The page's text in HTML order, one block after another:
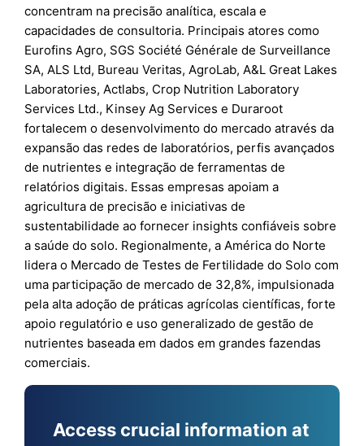
concentram na precisão analítica, escala e
capacidades de consultoria. Principais atores como
Eurofins Agro, SGS Société Générale de Surveillance
SA, ALS Ltd, Bureau Veritas, AgroLab, A&L Great Lakes
Laboratories, Actlabs, Crop Nutrition Laboratory
Services Ltd., Kinsey Ag Services e Duraroot
fortalecem o desenvolvimento do mercado através da
expansão das redes de laboratórios, perfis avançados
de nutrientes e integração de ferramentas de
relatórios digitais. Essas empresas apoiam a
agricultura de precisão e iniciativas de
sustentabilidade ao fornecer insights confiáveis sobre
a saúde do solo. Regionalmente, a América do Norte
lidera o Mercado de Testes de Fertilidade do Solo com
uma participação de mercado de 32,8%, impulsionada
pela alta adoção de práticas agrícolas científicas, forte
apoio regulatório e uso generalizado de gestão de
nutrientes baseada em dados em grandes fazendas
comerciais.
Access crucial information at